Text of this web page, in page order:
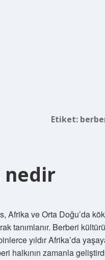
Etiket:
nedir
Afrika ve Orta Doğu’da
tanımlanır. Berberi
yıldır Afrika’da
halkının zamanla